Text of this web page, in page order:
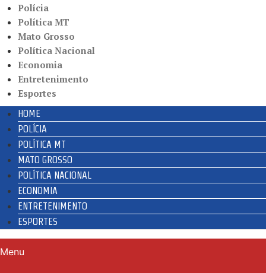
Polícia
Política MT
Mato Grosso
Política Nacional
Economia
Entretenimento
Esportes
HOME
POLÍCIA
POLÍTICA MT
MATO GROSSO
POLÍTICA NACIONAL
ECONOMIA
ENTRETENIMENTO
ESPORTES
Menu